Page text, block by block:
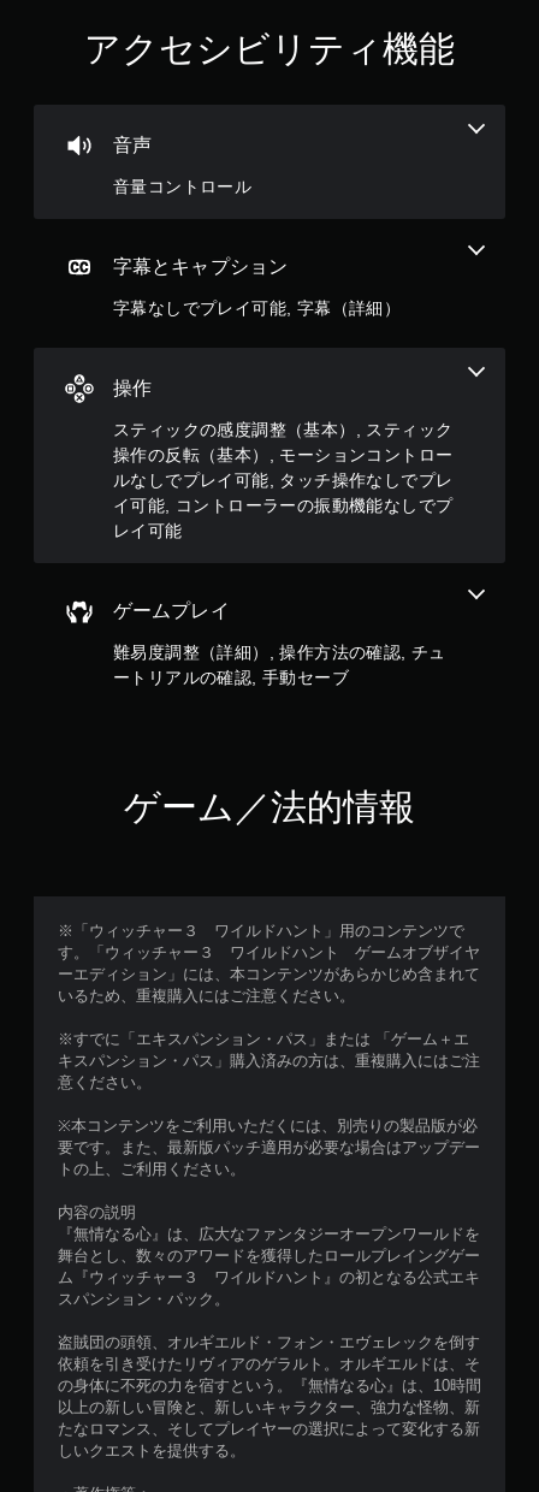
アクセシビリティ機能
音声
音量コントロール
字幕とキャプション
字幕なしでプレイ可能, 字幕（詳細）
操作
スティックの感度調整（基本）, スティック
操作の反転（基本）, モーションコントロー
ルなしでプレイ可能, タッチ操作なしでプレ
イ可能, コントローラーの振動機能なしでプ
レイ可能
イ
可
ッ
操
わ
に
ム
を
プ
レ
イ
で
き
ま
ン
ト
の
振
能
し
で
プ
イ
可
能
コ
ン
ト
ロ
ー
ラ
ー
の
振
動
機
能
／
ハ
プ
テ
ィ
ッ
ゲームプレイ
難易度調整（詳細）, 操作方法の確認, チュ
ートリアルの確認, 手動セーブ
セ
ー
て
中
断
で
き
セ
ブ
た
こ
か
ら
ゲ
ー
ム
再
で
ま
す
ゲーム／法的情報
※「ウィッチャー３ ワイルドハント」用のコンテンツで
す。「ウィッチャー３ ワイルドハント ゲームオブザイヤ
ーエディション」には、本コンテンツがあらかじめ含まれて
いるため、重複購入にはご注意ください。
※すでに「エキスパンション・パス」または 「ゲーム＋エ
キスパンション・パス」購入済みの方は、重複購入にはご注
意ください。
※本コンテンツをご利用いただくには、別売りの製品版が必
要です。また、最新版パッチ適用が必要な場合はアップデー
トの上、ご利用ください。
内容の説明
『無情なる心』は、広大なファンタジーオープンワールドを
舞台とし、数々のアワードを獲得したロールプレイングゲー
ム『ウィッチャー３ ワイルドハント』の初となる公式エキ
スパンション・パック。
盗賊団の頭領、オルギエルド・フォン・エヴェレックを倒す
依頼を引き受けたリヴィアのゲラルト。オルギエルドは、そ
の身体に不死の力を宿すという。『無情なる心』は、10時間
以上の新しい冒険と、新しいキャラクター、強力な怪物、新
たなロマンス、そしてプレイヤーの選択によって変化する新
しいクエストを提供する。